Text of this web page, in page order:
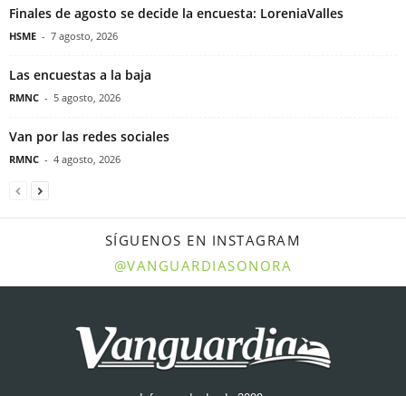
Finales de agosto se decide la encuesta: LoreniaValles
HSME - 7 agosto, 2026
Las encuestas a la baja
RMNC - 5 agosto, 2026
Van por las redes sociales
RMNC - 4 agosto, 2026
SÍGUENOS EN INSTAGRAM
@VANGUARDIASONORA